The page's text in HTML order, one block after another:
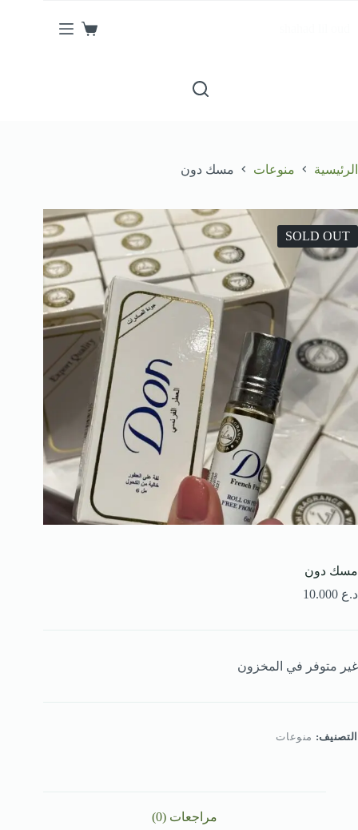
عربة
الرئيسية منوعات مسك دون
SOLD OUT
مسك دون
د.ع
غير متوفر في المخزون
التصنيف: منوعات
مراجعات (0)